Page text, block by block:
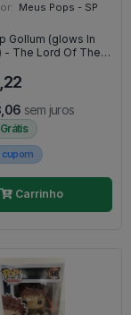
Meus Pops - SP
(glows In
- The Lord Of The
sem juros
cupom
Carrinho